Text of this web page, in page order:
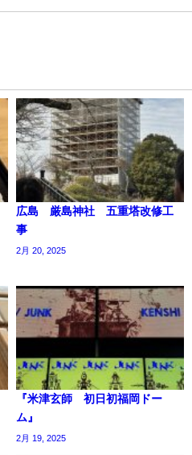
広島 厳島神社 五重塔改修工
事
2月 20, 2025
『米津玄師 初日初福岡ドー
ム』
2月 19, 2025